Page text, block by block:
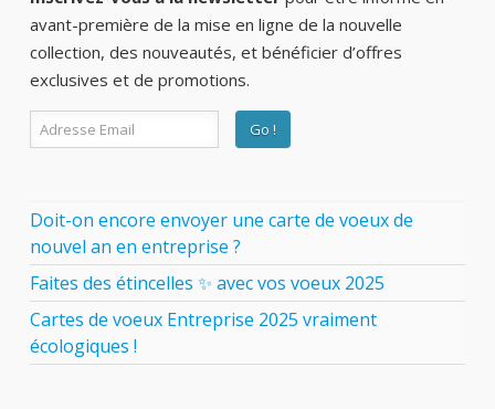
avant-première de la mise en ligne de la nouvelle
collection, des nouveautés, et bénéficier d’offres
exclusives et de promotions.
Doit-on encore envoyer une carte de voeux de
nouvel an en entreprise ?
Faites des étincelles ✨ avec vos voeux 2025
Cartes de voeux Entreprise 2025 vraiment
écologiques !